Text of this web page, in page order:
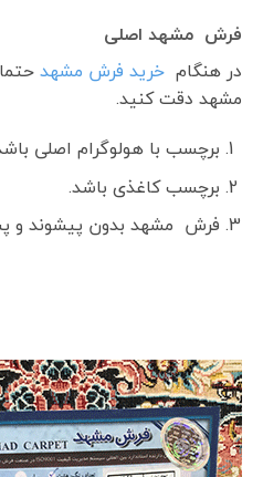
فرش مشهد اصلی
در هنگام خرید فرش مشهد
مشهد دقت کنید.
برچسب با هولوگرام اصلی
برچسب کاغذی باشد.
فرش مشهد بدون پیشوند و